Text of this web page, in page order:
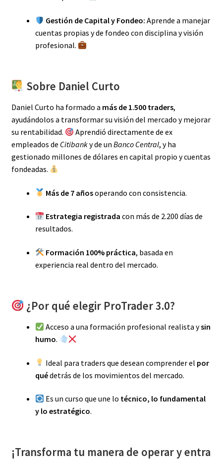
Gestión de Capital y Fondeo: Aprende a manejar
cuentas propias y de fondeo con disciplina y visión
profesional.
Sobre Daniel Curto
Daniel Curto ha formado a más de 1.500 traders,
ayudándolos a transformar su visión del mercado y mejorar
su rentabilidad.
Aprendió directamente de ex
empleados de Citibanky de un Banco Central, y ha
gestionado millones de dólares en capital propio y cuentas
fondeadas.
Más de 7 añosoperando con consistencia.
Estrategia registrada con más de 2.200 días de
resultados.
Formación 100% práctica, basada en
experiencia real dentro del mercado.
¿Por qué elegir ProTrader 3.0?
Acceso a una formación profesional realista ysin
humo.
Ideal para traders que desean comprender el por
quédetrás de los movimientos del mercado.
Es un curso que une lo técnico, lo fundamental
y lo estratégico.
¡Transforma tu manera de operar y entra